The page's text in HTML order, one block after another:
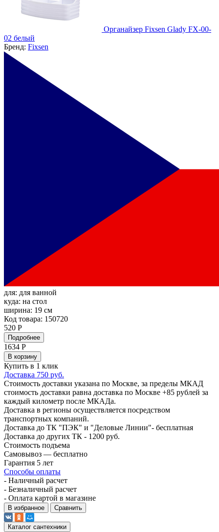
Органайзер Fixsen Glady FX-00-
02 белый
Бренд: Fixsen
для: для ванной
куда: на стол
ширина: 19 см
Код товара: 150720
520 Р
Подробнее
1634 Р
В корзину
Купить в 1 клик
Доставка 750 руб.
Стоимость доставки указана по Москве, за пределы МКАД
стоимость доставки равна доставка по Москве +85 рублей за
каждый километр после МКАДа.
Доставка в регионы осуществляется посредством
транспортных компаний.
Доставка до ТК "ПЭК" и "Деловые Линии"- бесплатная
Доставка до других ТК - 1200 руб.
Стоимость подъема
Самовывоз — бесплатно
Гарантия 5 лет
Способы оплаты
- Наличный расчет
- Безналичный расчет
- Оплата картой в магазине
В избранное Сравнить
Каталог сантехники